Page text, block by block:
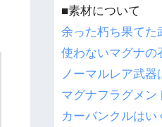
■素材について
余った朽ち果てた
使わないマグナの
ノーマルレア武
マグナフラグメン
カーバンクルはい